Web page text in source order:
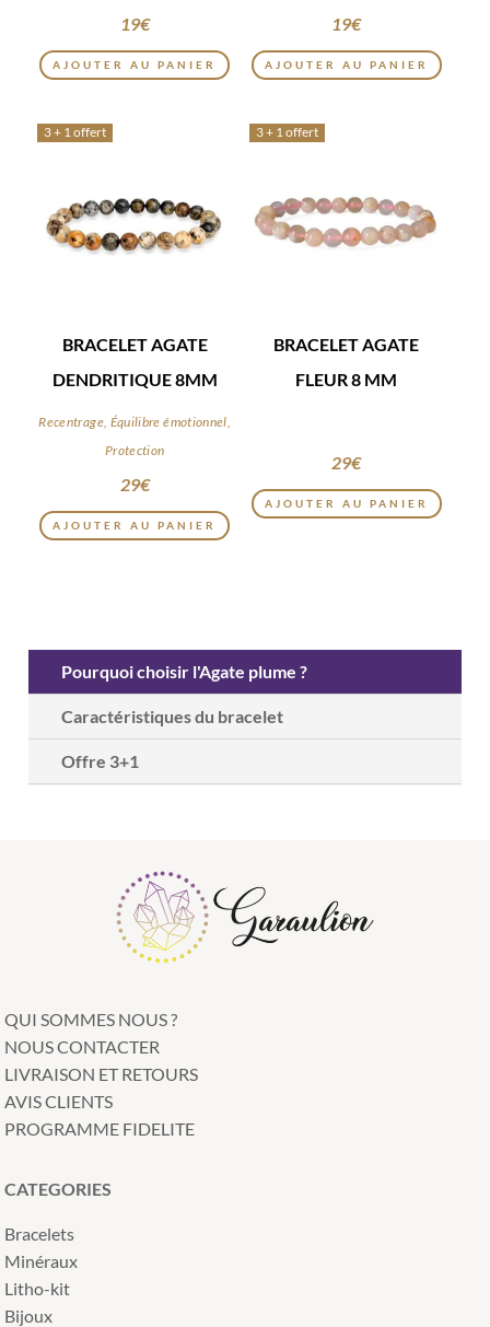
19€
AJOUTER AU PANIER
19€
AJOUTER AU PANIER
3 + 1 offert
BRACELET AGATE
DENDRITIQUE 8MM
Recentrage, Équilibre émotionnel,
Protection
29€
AJOUTER AU PANIER
3 + 1 offert
BRACELET AGATE
FLEUR 8 MM
29€
AJOUTER AU PANIER
Pourquoi choisir l'Agate plume ?
Caractéristiques du bracelet
Offre 3+1
QUI SOMMES NOUS ?
NOUS CONTACTER
LIVRAISON ET RETOURS
AVIS CLIENTS
PROGRAMME FIDELITE
CATEGORIES
Bracelets
Minéraux
Litho-kit
Bijoux